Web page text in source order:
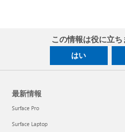
この情報は役に立ち
はい
最新情報
Surface Pro
Surface Laptop